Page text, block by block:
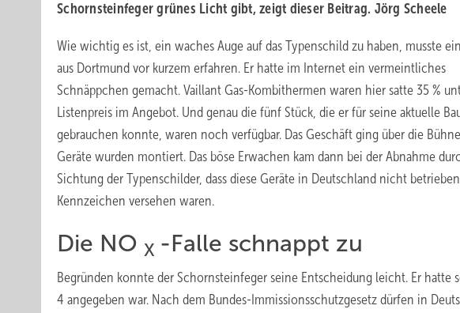
Schornsteinfeger grünes Licht gibt, zeigt dieser Beitrag. Jörg Scheele
Wie wichtig es ist, ein waches Auge auf das Typenschild zu haben, musste
aus Dortmund vor kurzem erfahren. Er hatte im Internet ein vermeintliches
Schnäppchen gemacht. Vaillant Gas-Kombithermen waren hier satte 35 %
Lis­tenpreis im Angebot. Und genau die fünf Stück, die er für seine aktuelle
gebrauchen konnte, waren noch verfügbar. Das Geschäft ging über die
Geräte wurden montiert. Das böse Erwachen kam dann bei der Abnahme
Sichtung der Typenschilder, dass diese Geräte in Deutschland nicht
Kennzeichen versehen waren.
Die NO X -Falle schnappt zu
Begründen konnte der Schornsteinfeger seine Entscheidung leicht. Er hatte
4 angegeben war. Nach dem Bundes-Immis­sions­schutzgesetz dürfen in